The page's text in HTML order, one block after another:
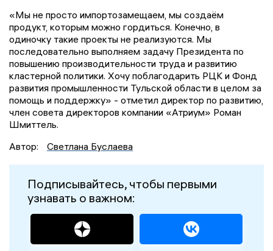
«Мы не просто импортозамещаем, мы создаём
продукт, которым можно гордиться. Конечно, в
одиночку такие проекты не реализуются. Мы
последовательно выполняем задачу Президента по
повышению производительности труда и развитию
кластерной политики. Хочу поблагодарить РЦК и Фонд
развития промышленности Тульской области в целом за
помощь и поддержку» - отметил директор по развитию,
член совета директоров компании «Атриум» Роман
Шмиттель.
Автор:
Светлана Буслаева
Подписывайтесь, чтобы первыми
узнавать о важном: